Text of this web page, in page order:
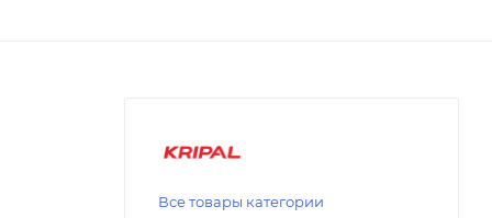
Все товары категории